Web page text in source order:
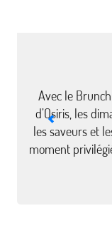
Avec le
d’Osiris, les
les saveurs et
moment